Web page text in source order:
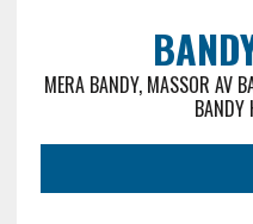
MERA BANDY, MASSOR AV
BANDY